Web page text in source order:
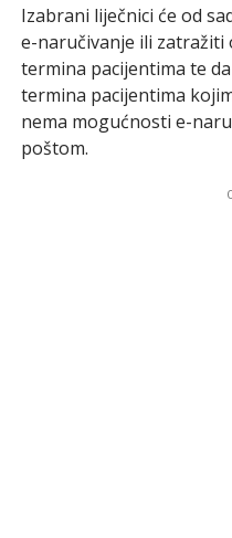
Izabrani liječnici će od
e-naručivanje ili zatražiti
termina pacijentima te
termina pacijentima
nema mogućnosti e-
poštom.